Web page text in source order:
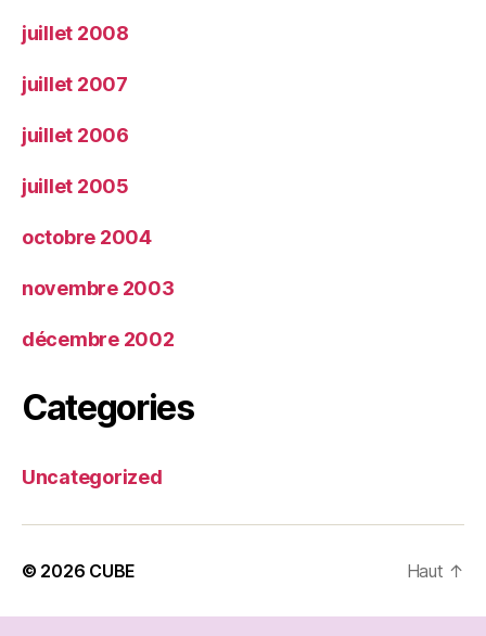
juillet 2008
juillet 2007
juillet 2006
juillet 2005
octobre 2004
novembre 2003
décembre 2002
Categories
Uncategorized
© 2026 CUBE Haut ↑